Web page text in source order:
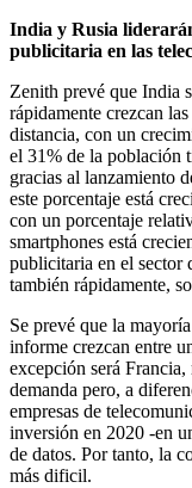
India y Rusia
publicitaria en las
Zenith prevé que India
rápidamente crezcan
distancia, con un
el 31% de la población
gracias al lanzamiento
este porcentaje está
con un porcentaje
smartphones está
publicitaria en el sector
también rápidamente,
Se prevé que la
informe crezcan entre
excepción será
demanda pero, a
empresas de
inversión en 2020 -en
de datos. Por tanto, la
más dificil.